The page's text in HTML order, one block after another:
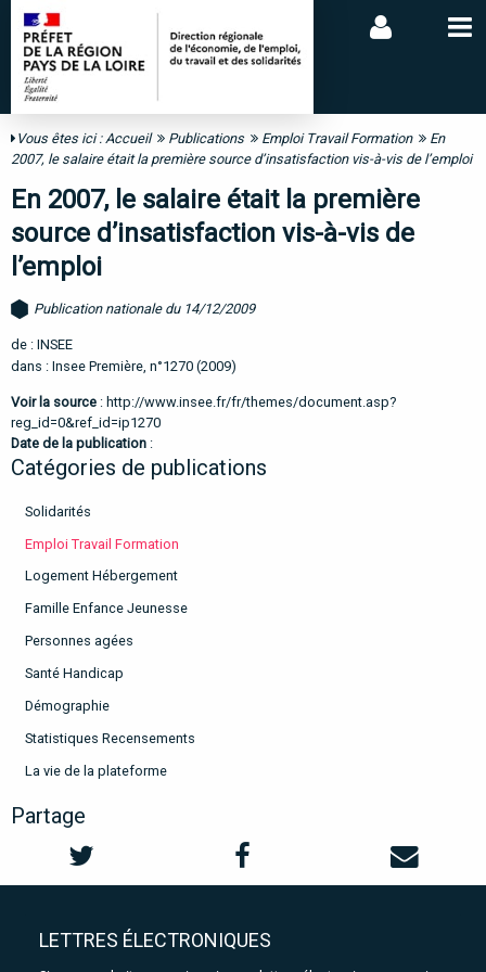
Vous êtes ici :Accueil Publications Emploi Travail Formation
En
2007, le salaire était la première source d’insatisfaction vis-à-vis de l’emploi
En 2007, le salaire était la première
source d’insatisfaction vis-à-vis de
l’emploi
Publication nationale du 14/12/2009
de : INSEE
dans : Insee Première, n°1270 (2009)
Voir la source : http://www.insee.fr/fr/themes/document.asp?
reg_id=0&ref_id=ip1270
Date de la publication :
Catégories de publications
Solidarités
Emploi Travail Formation
Logement Hébergement
Famille Enfance Jeunesse
Personnes agées
Santé Handicap
Démographie
Statistiques Recensements
La vie de la plateforme
Partage
LETTRES ÉLECTRONIQUES